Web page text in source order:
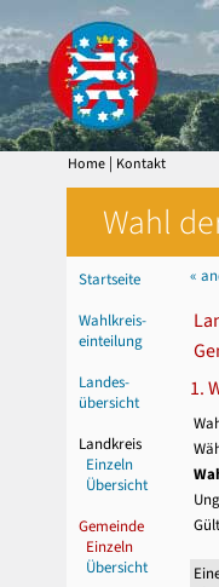
Home | Kontakt
Wahl
Startseite
Wahlkreis-
einteilung
Landes-
übersicht
Landkreis
Einzeln
Übersicht
Gemeinde
Einzeln
Übersicht
«
1.